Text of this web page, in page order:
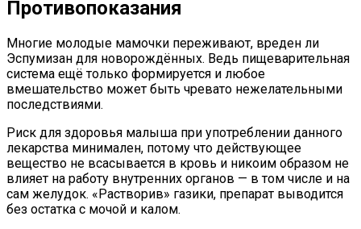
Противопоказания
Многие молодые мамочки переживают, вреден ли
Эспумизан для новорождённых. Ведь пищеварительная
система ещё только формируется и любое
вмешательство может быть чревато нежелательными
последствиями.
Риск для здоровья малыша при употреблении данного
лекарства минимален, потому что действующее
вещество не всасывается в кровь и никоим образом не
влияет на работу внутренних органов — в том числе и на
сам желудок. «Растворив» газики, препарат выводится
без остатка с мочой и калом.